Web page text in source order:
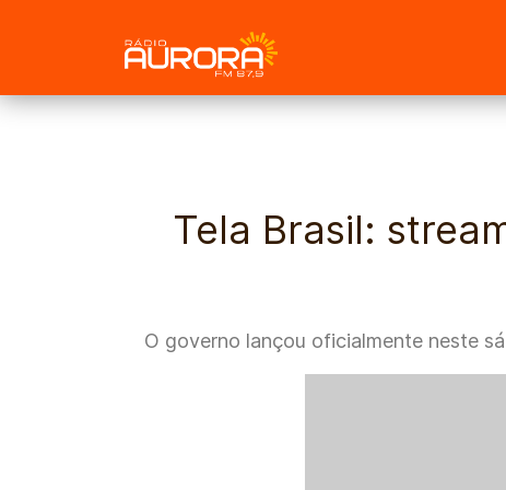
Tela Brasil:
O governo lançou oficialmente neste